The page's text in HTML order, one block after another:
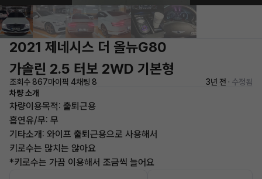
2021 제네시스 더 올뉴G80
가솔린 2.5 터보 2WD 기본형
조회수 867마이픽 4채팅 8 3년 전 · 수정됨
차량 소개
차량이용목적: 출퇴근용
흡연유/무: 무
기타소개: 와이프 출퇴근용으로 사용해서
키로수는 많치는 않아요
*키로수는 가끔 이용해서 조금씩 늘어요